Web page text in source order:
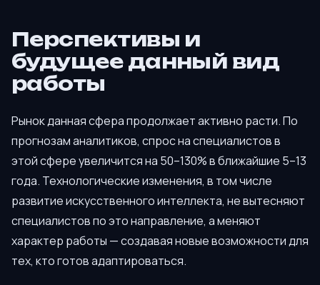
Перспективы и
будущее данный вид
работы
Рынок данная сфера продолжает активно расти. По
прогнозам аналитиков, спрос на специалистов в
этой сфере увеличится на 50–130% в ближайшие 5–13
года. Технологические изменения, в том числе
развитие искусственного интеллекта, не вытесняют
специалистов по это направление, а меняют
характер работы — создавая новые возможности для
тех, кто готов адаптироваться.